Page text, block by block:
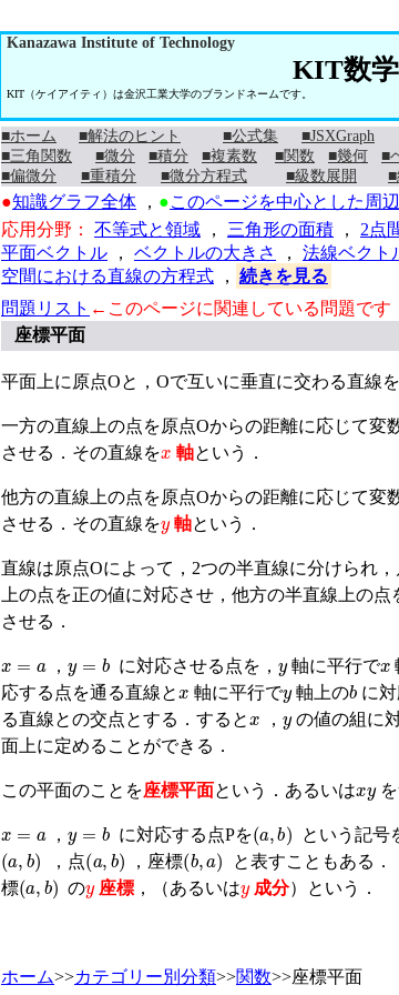
Kanazawa Institute of Technology
KIT数
KIT（ケイアイティ）は金沢工業大学のブランドネームです。
■ホーム ■解法のヒント ■公式集 ■JSXGraph
■三角関数
■微分 ■積分 ■複素数 ■関数 ■幾何 ■
■偏微分
■重積分 ■微分方程式 ■級数展開 ■
●知識グラフ全体 ， ●このページを中心とした周
応用分野：
不等式と領域 ， 三角形の面積 ， 2点
平面ベクトル ， ベクトルの大きさ ， 法線ベクト
空間における直線の方程式 ， 続きを見る
問題リスト ←このページに関連している問題です
座標平面
平面上に原点Oと，Oで互いに垂直に交わる直線を
一方の直線上の点を原点Oからの距離に応じて変
させる．その直線を
x
軸という．
他方の直線上の点を原点Oからの距離に応じて変
させる．その直線を
y
軸という．
直線は原点Oによって，2つの半直線に分けられ
上の点を正の値に対応させ，他方の半直線上の
させる．
， に対応させる点を， 軸に平行で
応する点を通る直線と
x
軸に平行で
y
軸上の
b
に対
る直線との交点とする．すると
x
，
y
の値の組に
面上に定めることができる．
この平面のことを座標平面という．あるいは を
， に対応する点Pを(a b ) という記号
( b ) ，点( b ) ，座標(b a) と表すこともある
標( , b ) の
y
座標 ，（あるいは
y
成分）という．
ホーム>>カテゴリー別分類>>関数>>座標平面